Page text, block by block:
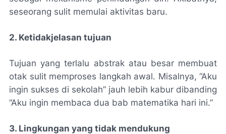
seseorang sulit memulai aktivitas baru.
2. Ketidakjelasan tujuan
Tujuan yang terlalu abstrak atau besar membuat
otak sulit memproses langkah awal. Misalnya, “Aku
ingin sukses di sekolah” jauh lebih kabur dibanding
“Aku ingin membaca dua bab matematika hari ini.”
3. Lingkungan yang tidak mendukung